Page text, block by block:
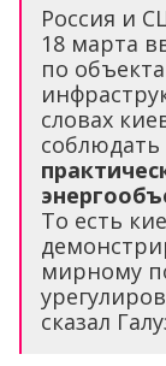
Россия и
18 марта
по
словах
соблюдать
То есть
мирному
сказал